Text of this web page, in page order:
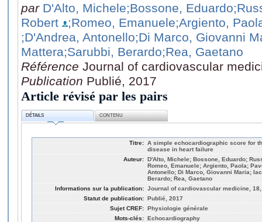
par D'Alto, Michele;Bossone, Eduardo
Robert
;Romeo, Emanuele;Argiento,
;D'Andrea, Antonello;Di Marco, Giovanni
Mattera;Sarubbi, Berardo;Rea, Gaetano
Référence Journal of cardiovascular
Publication Publié, 2017
Article révisé par les pairs
DÉTAILS CONTENU
Titre: A simple echocardiographic score for
disease in heart failure
Auteur: D'Alto, Michele; Bossone, Eduardo;
Romeo, Emanuele; Argiento, Paola;
Antonello; Di Marco, Giovanni Maria;
Berardo; Rea, Gaetano
Informations sur la publication: Journal of cardiovascular medicine, 18,
Statut de publication: Publié, 2017
Sujet CREF: Physiologie générale
Mots-clés: Echocardiography